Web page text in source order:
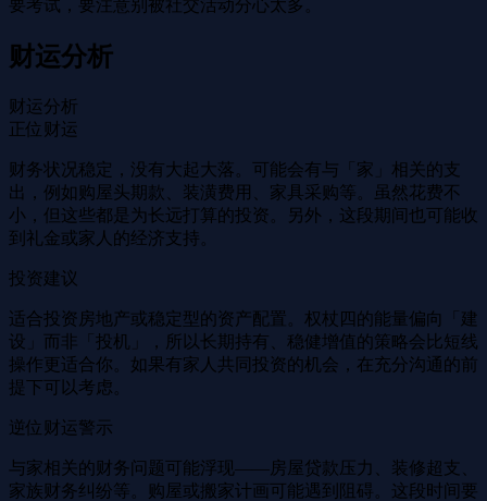
要考试，要注意别被社交活动分心太多。
财运分析
财运分析
正位财运
财务状况稳定，没有大起大落。可能会有与「家」相关的支
出，例如购屋头期款、装潢费用、家具采购等。虽然花费不
小，但这些都是为长远打算的投资。另外，这段期间也可能收
到礼金或家人的经济支持。
投资建议
适合投资房地产或稳定型的资产配置。权杖四的能量偏向「建
设」而非「投机」，所以长期持有、稳健增值的策略会比短线
操作更适合你。如果有家人共同投资的机会，在充分沟通的前
提下可以考虑。
逆位财运警示
与家相关的财务问题可能浮现——房屋贷款压力、装修超支、
家族财务纠纷等。购屋或搬家计画可能遇到阻碍。这段时间要